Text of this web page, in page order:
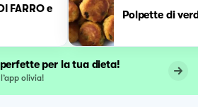
FARRO e
Polpette di
per la tua dieta!
olivia!